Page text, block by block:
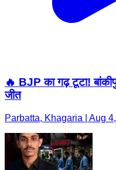
🔥 BJP का गढ़ टूटा!
जीत
Parbatta, Khagaria | Aug